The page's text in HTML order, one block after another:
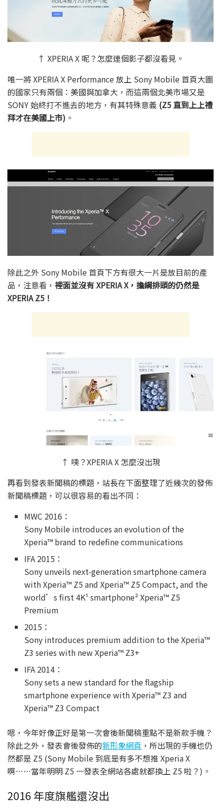
↑ XPERIA X 呢？怎麼連個影子都沒看見。
唯一將 XPERIA X Performance 放上 Sony Mobile 首頁大圖
的國家只有兩個：美國與加拿大，而這兩個北美市場又是
SONY 始終打不進去的地方，有其特殊意義 (Z5 直到上上禮
拜才在美國上市) 。
除此之外 Sony Mobile 首頁下方有很大一片是放目前的產
品，注意看， 裡面並沒有 XPERIA X，擔綱排頭的仍然是
XPERIA Z5！
↑ 咦？XPERIA X 怎麼沒出現
再看到發表新聞稿的標題，站長在下面整理了近幾次的發佈
新聞稿標題，可以很容易的看出不同：
MWC 2016：
Sony Mobile introduces an evolution of the
Xperia™ brand to redefine communications
IFA 2015：
Sony unveils next-generation smartphone camera
with Xperia™ Z5 and Xperia™ Z5 Compact, and the
world’s first 4K¹ smartphone² Xperia™ Z5
Premium
2015：
Sony introduces premium addition to the Xperia™
Z3 series with new Xperia™ Z3+
IFA 2014：
Sony sets a new standard for the flagship
smartphone experience with Xperia™ Z3 and
Xperia™ Z3 Compact
嗯，今年好像正好是第一次會後新聞稿重點不是新款手機？
除此之外，發表會後發佈的新形象網頁 ，所出現的手機也仍
然都是 Z5 (Sony Mobile 到底是有多不想推 Xperia X
啊……當年明明 Z5 一發表全網站各處就都換上 Z5 啦？)。
2016 年度旗艦還沒出